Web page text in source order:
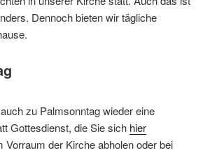
Dennoch bieten wir tägliche
zu Palmsonntag wieder eine
Gottesdienst, die Sie sich hier
Vorraum der Kirche abholen oder bei